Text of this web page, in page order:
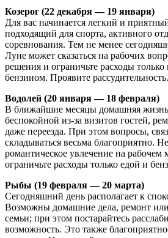
Козерог (22 декабря — 19 января)
Для вас начинается легкий и
подходящий для спорта, активного
соревнования. Тем не менее
Луне может сказаться на рабочих
решения и ограничьте расходы
бензином. Проявите рассудительность.
Водолей (20 января — 18 февраля)
В ближайшие месяцы домашняя жизнь
беспокойной из-за визитов гостей,
даже переезда. При этом вопросы,
складываться весьма благоприятно.
романтическое увлечение на рабочем
ограничьте расходы только едой и
Рыбы (19 февраля — 20 марта)
Сегодняшний день располагает к
Возможны домашние дела, ремонт
семьи; при этом постарайтесь
возможность. Это также